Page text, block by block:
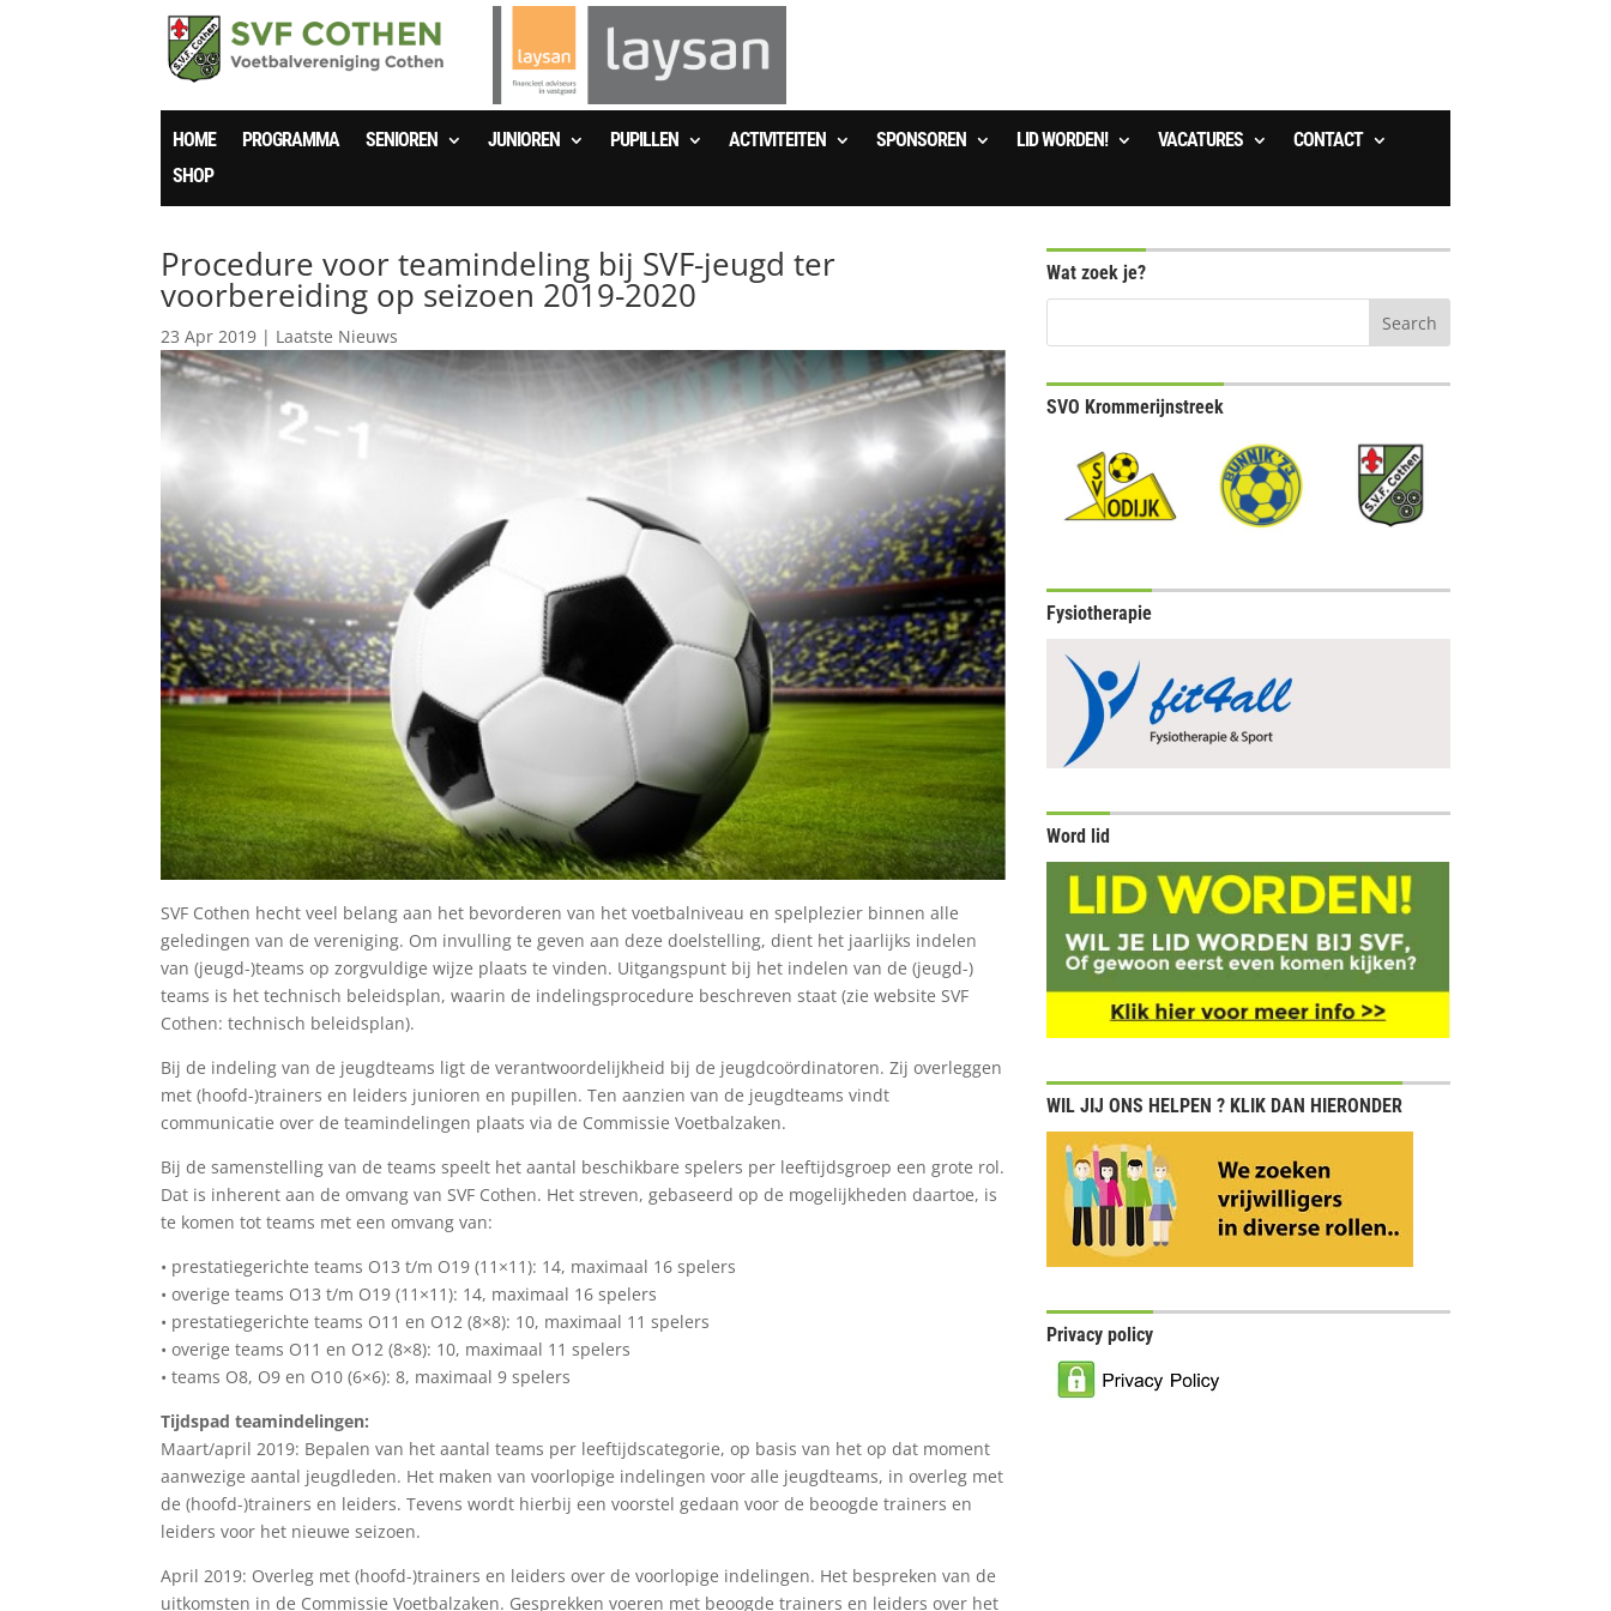
HOME PROGRAMMA SENIOREN JUNIOREN PUPILLEN ACTIVITEITEN SPONSOREN LID WORDEN! VACATURES
CONTACT
SHOP
Procedure voor teamindeling bij SVF-jeugd ter
voorbereiding op seizoen 2019-2020
23 Apr 2019 | Laatste Nieuws
SVF Cothen hecht veel belang aan het bevorderen van het voetbalniveau en spelplezier binnen alle
geledingen van de vereniging. Om invulling te geven aan deze doelstelling, dient het jaarlijks indelen
van (jeugd-)teams op zorgvuldige wijze plaats te vinden. Uitgangspunt bij het indelen van de (jeugd-)
teams is het technisch beleidsplan, waarin de indelingsprocedure beschreven staat (zie website SVF
Cothen: technisch beleidsplan).
Bij de indeling van de jeugdteams ligt de verantwoordelijkheid bij de jeugdcoördinatoren. Zij overleggen
met (hoofd-)trainers en leiders junioren en pupillen. Ten aanzien van de jeugdteams vindt
communicatie over de teamindelingen plaats via de Commissie Voetbalzaken.
Bij de samenstelling van de teams speelt het aantal beschikbare spelers per leeftijdsgroep een grote rol.
Dat is inherent aan de omvang van SVF Cothen. Het streven, gebaseerd op de mogelijkheden daartoe, is
te komen tot teams met een omvang van:
• prestatiegerichte teams O13 t/m O19 (11×11): 14, maximaal 16 spelers
• overige teams O13 t/m O19 (11×11): 14, maximaal 16 spelers
• prestatiegerichte teams O11 en O12 (8×8): 10, maximaal 11 spelers
• overige teams O11 en O12 (8×8): 10, maximaal 11 spelers
• teams O8, O9 en O10 (6×6): 8, maximaal 9 spelers
Tijdspad teamindelingen:
Maart/april 2019: Bepalen van het aantal teams per leeftijdscategorie, op basis van het op dat moment
aanwezige aantal jeugdleden. Het maken van voorlopige indelingen voor alle jeugdteams, in overleg met
de (hoofd-)trainers en leiders. Tevens wordt hierbij een voorstel gedaan voor de beoogde trainers en
leiders voor het nieuwe seizoen.
April 2019: Overleg met (hoofd-)trainers en leiders over de voorlopige indelingen. Het bespreken van de
uitkomsten in de Commissie Voetbalzaken. Gesprekken voeren met beoogde trainers en leiders over het
Wat zoek je?
SVO Krommerijnstreek
Fysiotherapie
Word lid
WIL JIJ ONS HELPEN ? KLIK DAN HIERONDER
Privacy policy